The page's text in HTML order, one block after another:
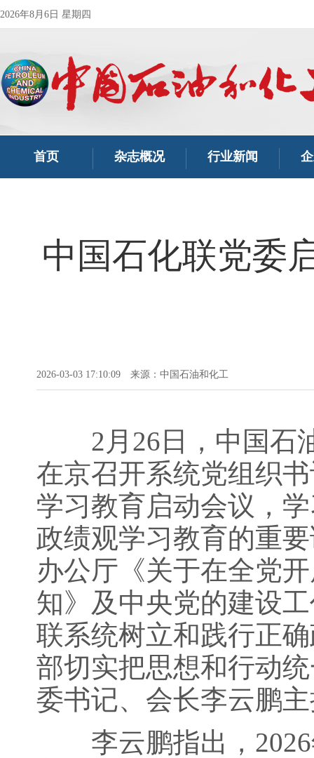
2026年8月6日 星期四
首页 杂志概况 行业新闻
中国石化联党委
2026-03-03 17:10:09 来源：中国石油和化工
2月26日，中国石油
在京召开系统党组织
学习教育启动会议，
政绩观学习教育的重
办公厅《关于在全党
知》及中央党的建设
联系统树立和践行正
部切实把思想和行动
委书记、会长李云鹏
李云鹏指出，2026